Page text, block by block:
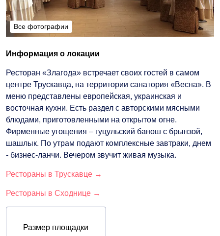
Все фотографии
Все фотографии
Информация о локации
Ресторан «Злагода» встречает своих гостей в самом
центре Трускавца, на территории санатория «Весна». В
меню представлены европейская, украинская и
восточная кухни. Есть раздел с авторскими мясными
блюдами, приготовленными на открытом огне.
Фирменные угощения – гуцульский банош с брынзой,
шашлык. По утрам подают комплексные завтраки, днем
- бизнес-ланчи. Вечером звучит живая музыка.
Рестораны в Трускавце →
Рестораны в Сходнице →
Размер площадки